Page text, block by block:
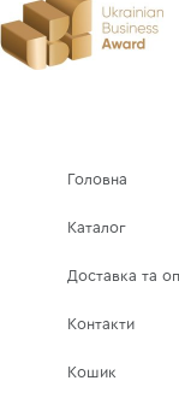
Головна
Каталог
Доставка та
Контакти
Кошик